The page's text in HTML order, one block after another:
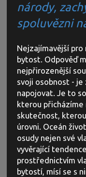
národy,
spoluvězni
Nejzajímavější
bytost. Odpověď
nejpřirozenější
svoji osobnost - je
napojovat. Je to
kterou přicházíme
skutečnost,
úrovni. Oceán
osudy nejen své
vyvěrající
prostřednictvím
bytostí, mísí se s